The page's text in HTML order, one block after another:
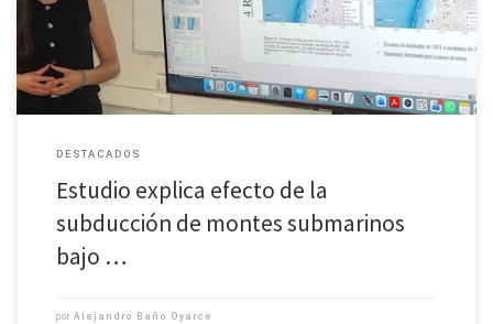
DESTACADOS
Estudio explica efecto de la
subducción de montes submarinos
bajo …
por Alejandro Baño Oyarce